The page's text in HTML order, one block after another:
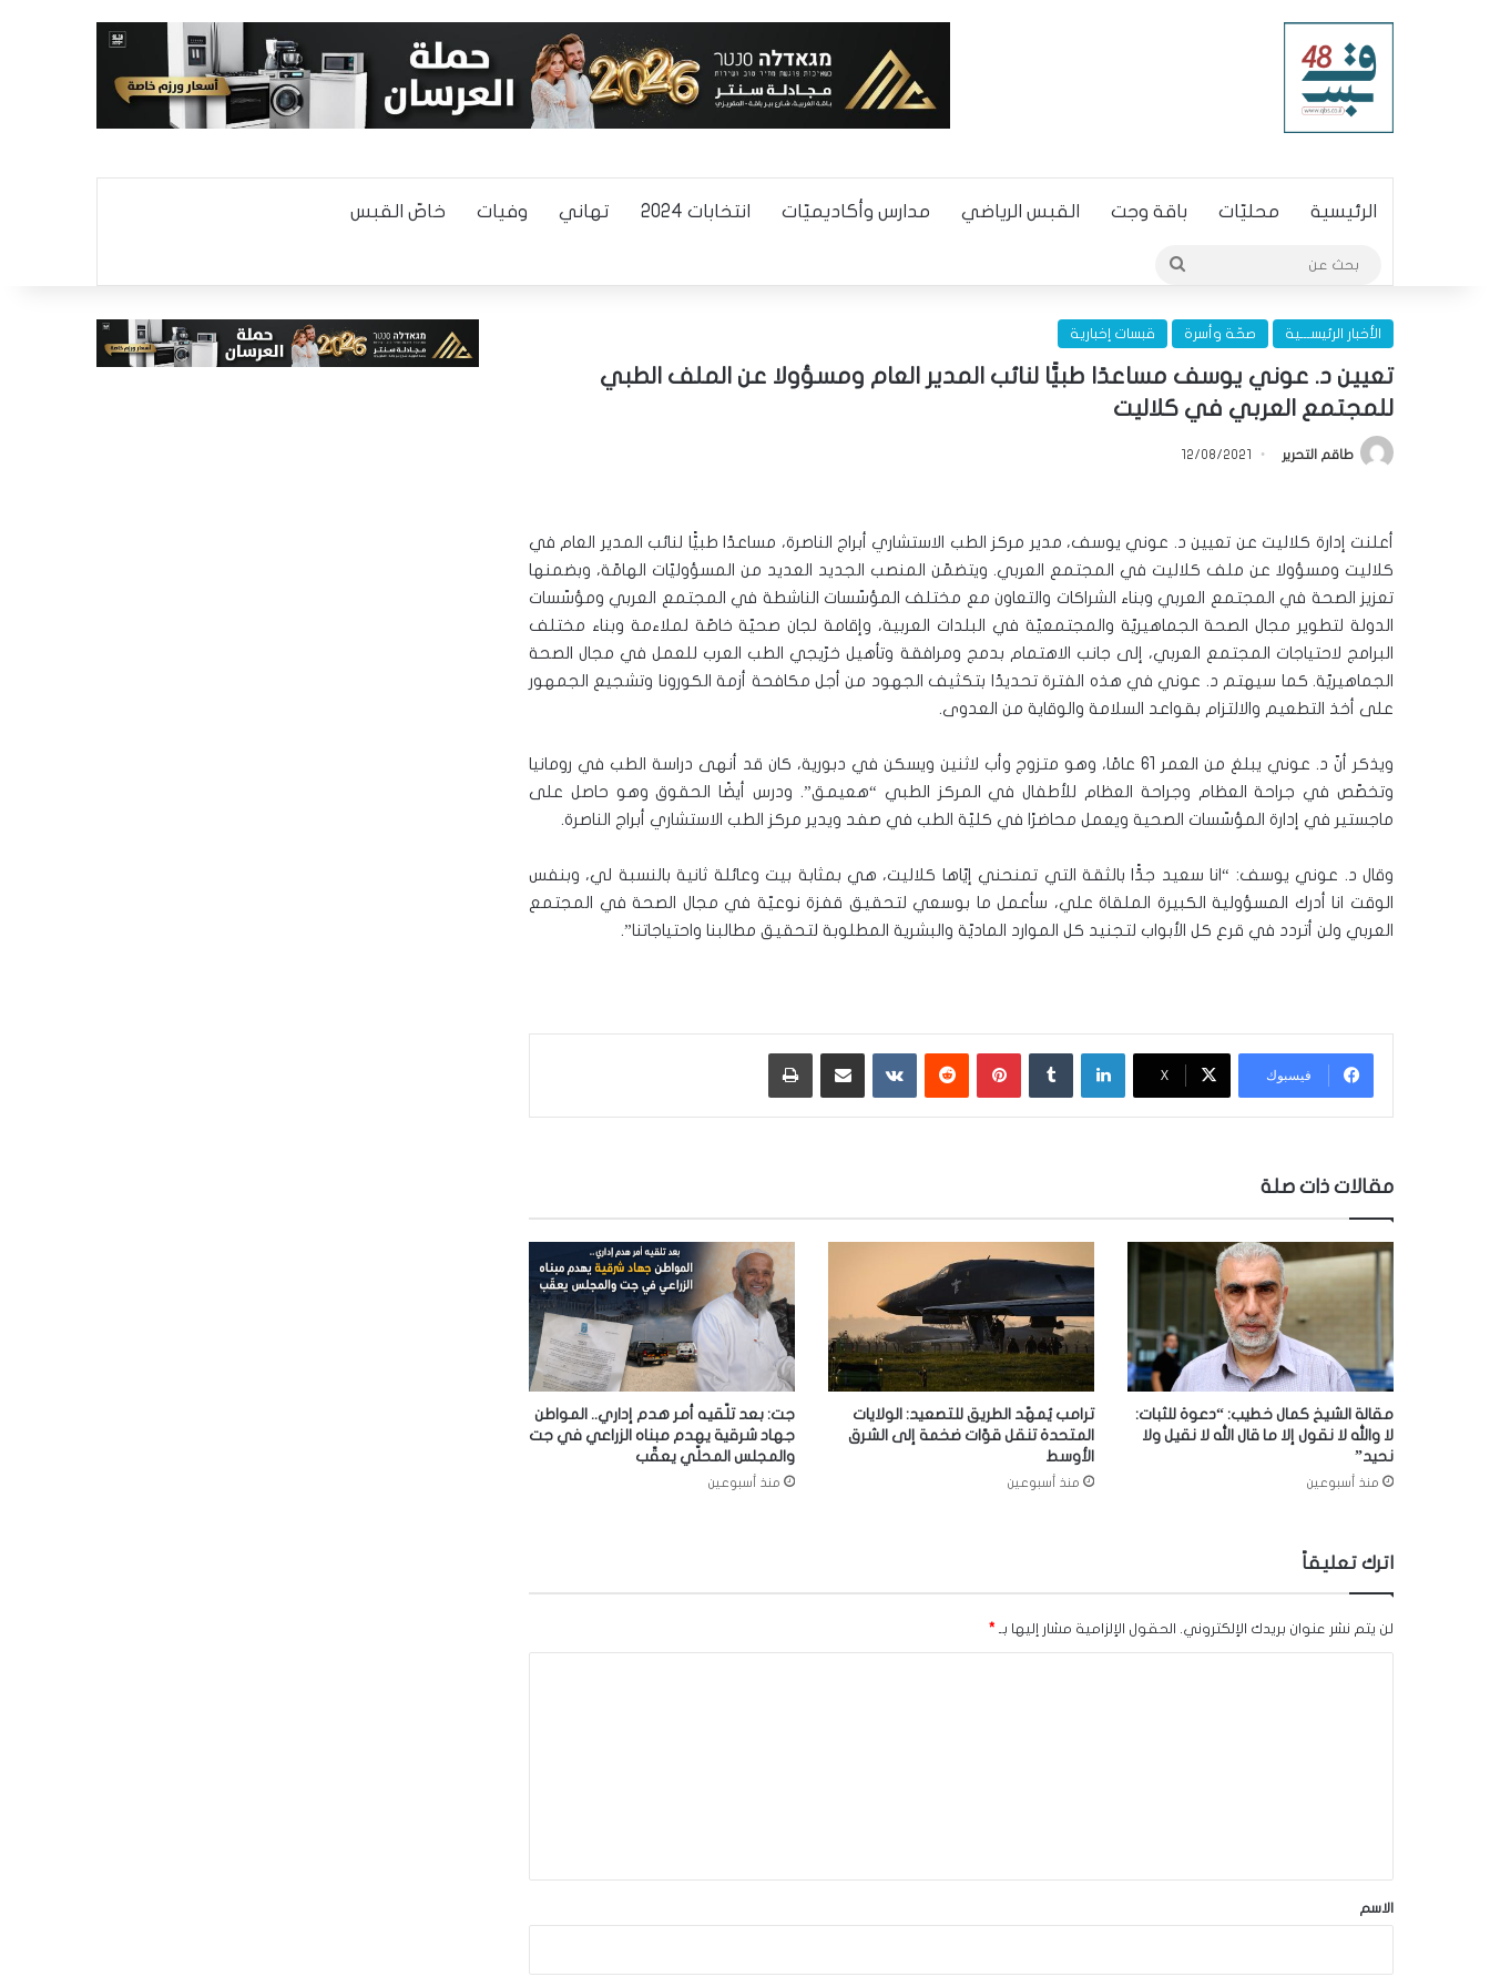
الرئيسية محليّات باقة وجت القبس الرياضي مدارس وأكاديميّات انتخابات 2024 تهاني وفيات خاصّ القبس
الأخبار الرئيســـية صحّة وأسرة قبسات إخبارية
تعيين د. عوني يوسف مساعدًا طبيًّا لنائب المدير العام ومسؤولا عن الملف الطبي
للمجتمع العربي في كلاليت
طاقم التحرير 12/08/2021
أعلنت إدارة كلاليت عن تعيين د. عوني يوسف، مدير مركز الطب الاستشاري أبراج الناصرة، مساعدًا طبيًّا لنائب المدير العام في
كلاليت ومسؤولا عن ملف كلاليت في المجتمع العربي. ويتضمّن المنصب الجديد العديد من المسؤوليّات الهامّة، وبضمنها
تعزيز الصحة في المجتمع العربي وبناء الشراكات والتعاون مع مختلف المؤسّسات الناشطة في المجتمع العربي ومؤسّسات
الدولة لتطوير مجال الصحة الجماهيريّة والمجتمعيّة في البلدات العربية، وإقامة لجان صحيّة خاصّة لملاءمة وبناء مختلف
البرامج لاحتياجات المجتمع العربي، إلى جانب الاهتمام بدمج ومرافقة وتأهيل خرّيجي الطب العرب للعمل في مجال الصحة
الجماهيريّة. كما سيهتم د. عوني في هذه الفترة تحديدًا بتكثيف الجهود من أجل مكافحة أزمة الكورونا وتشجيع الجمهور
على أخذ التطعيم والالتزام بقواعد السلامة والوقاية من العدوى.
ويذكر أنّ د. عوني يبلغ من العمر 61 عامًا، وهو متزوج وأب لاثنين ويسكن في دبورية، كان قد أنهى دراسة الطب في رومانيا
وتخصّص في جراحة العظام وجراحة العظام للأطفال في المركز الطبي “هعيمق”. ودرس أيضًا الحقوق وهو حاصل على
ماجستير في إدارة المؤسّسات الصحية ويعمل محاضرًا في كليّة الطب في صفد ويدير مركز الطب الاستشاري أبراج الناصرة.
وقال د. عوني يوسف: “انا سعيد جدًّا بالثقة التي تمنحني إيّاها كلاليت، هي بمثابة بيت وعائلة ثانية بالنسبة لي، وبنفس
الوقت انا أدرك المسؤولية الكبيرة الملقاة علي، سأعمل ما بوسعي لتحقيق قفزة نوعيّة في مجال الصحة في المجتمع
العربي ولن أتردد في قرع كل الأبواب لتجنيد كل الموارد الماديّة والبشرية المطلوبة لتحقيق مطالبنا واحتياجاتنا”.
فيسبوك ‫X
لينكدإن بينتيريست ‏VKontakte
مقالات ذات صلة
مقالة الشيخ كمال خطيب: “دعوة للثبات:
لا والله لا نقول إلا ما قال الله لا نقيل ولا
نحيد”
منذ أسبوعين
ترامب يُمهّد الطريق للتصعيد: الولايات
المتحدة تنقل قوّات ضخمة إلى الشرق
الأوسط
منذ أسبوعين
جت: بعد تلّقيه أمر هدم إداري.. المواطن
جهاد شرقية يهدم مبناه الزراعي في جت
والمجلس المحلّي يعقّب
منذ أسبوعين
اترك تعليقاً
لن يتم نشر عنوان بريدك الإلكتروني. الحقول الإلزامية مشار إليها بـ *
*
الاسم